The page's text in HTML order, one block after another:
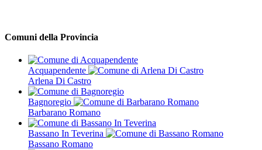
Comuni della Provincia
Acquapendente
Arlena Di Castro
Bagnoregio
Barbarano Romano
Bassano In Teverina
Bassano Romano